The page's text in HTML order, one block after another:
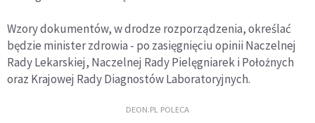
Wzory dokumentów, w drodze rozporządzenia, określać
będzie minister zdrowia - po zasięgnięciu opinii Naczelnej
Rady Lekarskiej, Naczelnej Rady Pielęgniarek i Położnych
oraz Krajowej Rady Diagnostów Laboratoryjnych.
DEON.PL POLECA